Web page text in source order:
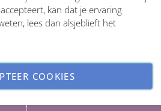
kan dat je ervaring
lees dan alsjeblieft het
COOKIES